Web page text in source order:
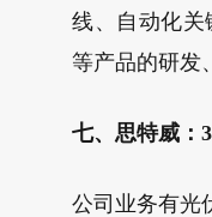
线、自动化
等产品的研发
七、思特威：
公司业务有光